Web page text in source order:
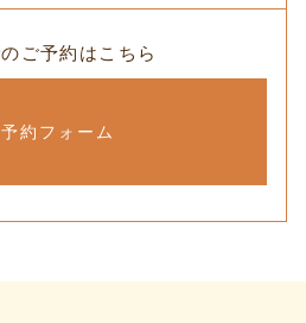
ご予約はこちら
予約フォーム